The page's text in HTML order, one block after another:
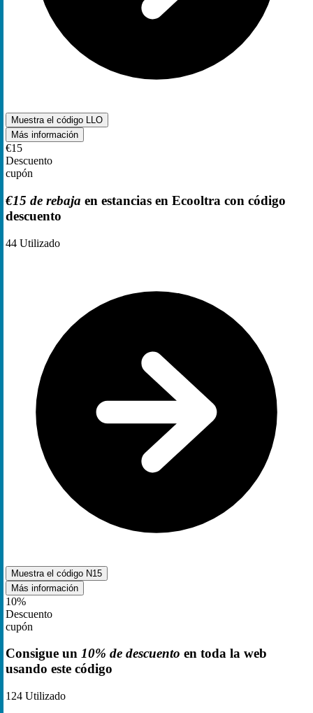
Muestra el código LLO
Más información
€15
Descuento
cupón
€15 de rebaja en estancias en Ecooltra con código
descuento
44 Utilizado
Muestra el código N15
Más información
10%
Descuento
cupón
Consigue un 10% de descuento en toda la web
usando este código
124 Utilizado